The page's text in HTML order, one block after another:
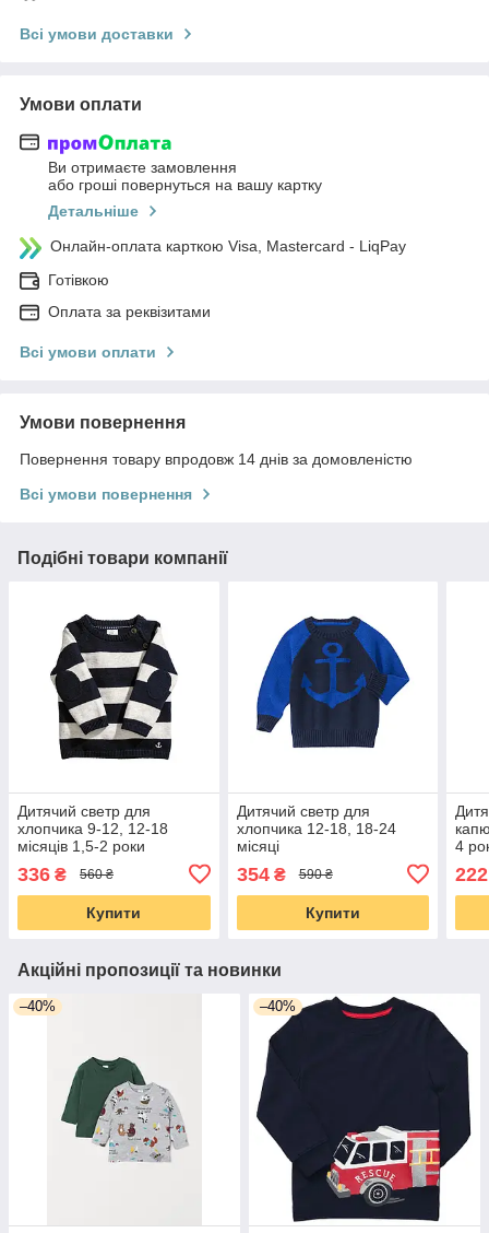
Всі умови доставки
Умови оплати
Ви отримаєте замовлення
або гроші повернуться на вашу картку
Детальніше
Онлайн-оплата карткою Visa, Mastercard - LiqPay
Готівкою
Оплата за реквізитами
Всі умови оплати
Умови повернення
Повернення товару впродовж 14 днів за домовленістю
Всі умови повернення
Подібні товари компанії
Дитячий светр для
хлопчика 9-12, 12-18
місяців 1,5-2 роки
336 ₴ 560 ₴
Купити
Дитячий светр для
хлопчика 12-18, 18-24
місяці
354₴ 590 ₴
Купити
4
222
Акційні пропозиції та новинки
–40% –40%